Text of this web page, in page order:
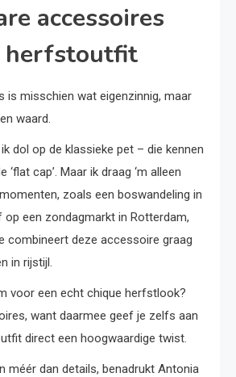
accessoires
herfstoutfit
is misschien wat eigenzinnig, maar
waard.
dol op de klassieke pet – die kennen
‘flat cap’. Maar ik draag ‘m alleen
zoals een boswandeling in
een zondagmarkt in Rotterdam,
combineert deze accessoire graag
in rijstijl.
voor een echt chique herfstlook?
want daarmee geef je zelfs aan
direct een hoogwaardige twist.
méér dan details, benadrukt Antonia